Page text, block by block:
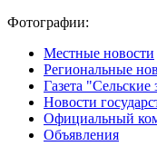
Фотографии:
Местные новости
Региональные
Газета "Сельские
Новости
Официальный
Объявления